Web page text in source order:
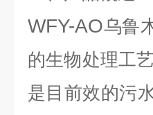
WFY-AO乌鲁
的生物处理工
是目前效的污